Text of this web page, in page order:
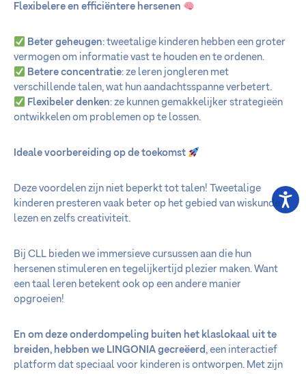
Flexibelere en efficiëntere hersenen
Beter geheugen: tweetalige kinderen hebben een groter
vermogen om informatie vast te houden en te ordenen.
Betere concentratie: ze leren jongleren met
verschillende talen, wat hun aandachtsspanne verbetert.
Flexibeler denken: ze kunnen gemakkelijker strategieën
ontwikkelen om problemen op te lossen.
Ideale voorbereiding op de toekomst
Deze voordelen zijn niet beperkt tot talen! Tweetalige
kinderen presteren vaak beter op het gebied van wiskunde,
lezen en zelfs creativiteit.
Bij CLL bieden we immersieve cursussen aan die hun
hersenen stimuleren en tegelijkertijd plezier maken. Want
een taal leren betekent ook op een andere manier
opgroeien!
En om deze onderdompeling buiten het klaslokaal uit te
breiden, hebben we LINGONIA gecreëerd, een interactief
platform dat speciaal voor kinderen is ontworpen. Met zijn